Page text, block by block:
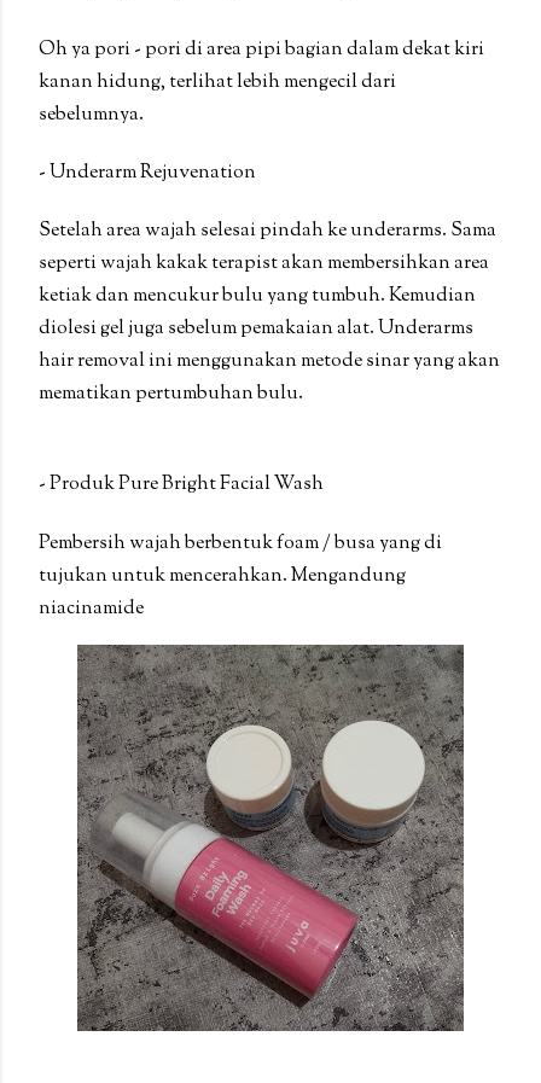
Oh ya pori - pori di area pipi bagian dalam dekat kiri
kanan hidung, terlihat lebih mengecil dari
sebelumnya.
- Underarm Rejuvenation
Setelah area wajah selesai pindah ke underarms. Sama
seperti wajah kakak terapist akan membersihkan area
ketiak dan mencukur bulu yang tumbuh. Kemudian
diolesi gel juga sebelum pemakaian alat. Underarms
hair removal ini menggunakan metode sinar yang akan
mematikan pertumbuhan bulu.
- Produk Pure Bright Facial Wash
Pembersih wajah berbentuk foam / busa yang di
tujukan untuk mencerahkan. Mengandung
niacinamide